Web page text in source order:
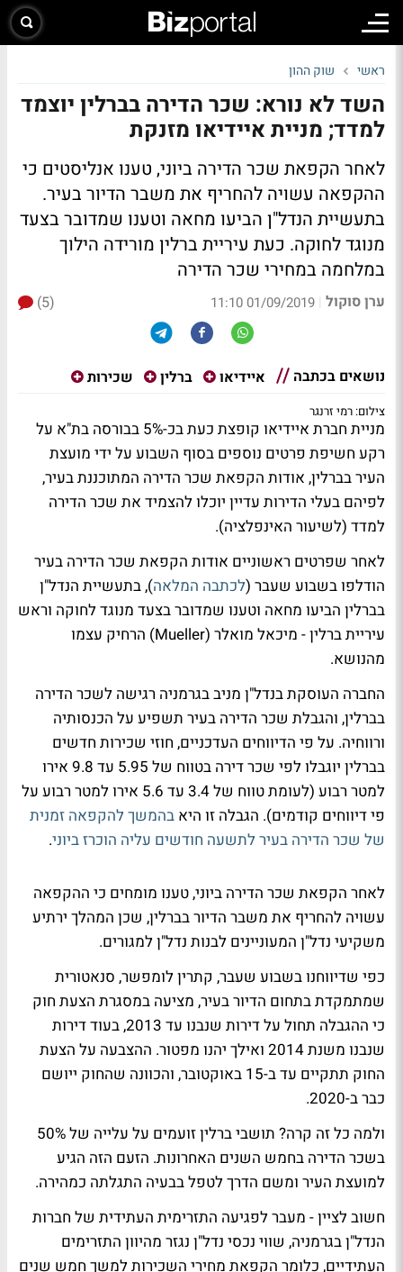
ראשי שוק ההון
השד לא נורא: שכר הדירה בברלין יוצמד
למדד; מניית איידיאו מזנקת
לאחר הקפאת שכר הדירה ביוני, טענו אנליסטים כי
ההקפאה עשויה להחריף את משבר הדיור בעיר.
בתעשיית הנדל"ן הביעו מחאה וטענו שמדובר בצעד
מנוגד לחוקה. כעת עיריית ברלין מורידה הילוך
במלחמה במחירי שכר הדירה
ערן סוקול |
01/09/2019 11:10
(5)
נושאים בכתבה איידיאו ברלין שכירות
צילום: רמי זרנגר
מניית חברת איידיאו קופצת כעת בכ-5% בבורסה בת"א על
רקע חשיפת פרטים נוספים בסוף השבוע על ידי מועצת
העיר בברלין, אודות הקפאת שכר הדירה המתוכננת בעיר,
לפיהם בעלי הדירות עדיין יוכלו להצמיד את שכר הדירה
למדד (לשיעור האינפלציה).
לאחר שפרטים ראשוניים אודות הקפאת שכר הדירה בעיר
הודלפו בשבוע שעבר (לכתבה המלאה), בתעשיית הנדל"ן
בברלין הביעו מחאה וטענו שמדובר בצעד מנוגד לחוקה וראש
עיריית ברלין - מיכאל מואלר (Mueller) הרחיק עצמו
מהנושא.
החברה העוסקת בנדל"ן מניב בגרמניה רגישה לשכר הדירה
בברלין, והגבלת שכר הדירה בעיר תשפיע על הכנסותיה
ורווחיה. על פי הדיווחים העדכניים, חוזי שכירות חדשים
בברלין יוגבלו לפי שכר דירה בטווח של 5.95 עד 9.8 אירו
למטר רבוע (לעומת טווח של 3.4 עד 5.6 אירו למטר רבוע על
פי דיווחים קודמים). הגבלה זו היא בהמשך להקפאה זמנית
של שכר הדירה בעיר לתשעה חודשים עליה הוכרז ביוני.
לאחר הקפאת שכר הדירה ביוני, טענו מומחים כי ההקפאה
עשויה להחריף את משבר הדיור בברלין, שכן המהלך ירתיע
משקיעי נדל"ן המעוניינים לבנות נדל"ן למגורים.
כפי שדיווחנו בשבוע שעבר, קתרין לומפשר, סנאטורית
שמתמקדת בתחום הדיור בעיר, מציעה במסגרת הצעת חוק
כי ההגבלה תחול על דירות שנבנו עד 2013, בעוד דירות
שנבנו משנת 2014 ואילך יהנו מפטור. ההצבעה על הצעת
החוק תתקיים עד ב-15 באוקטובר, והכוונה שהחוק ייושם
כבר ב-2020.
ולמה כל זה קרה? תושבי ברלין זועמים על עלייה של 50%
בשכר הדירה בחמש השנים האחרונות. הזעם הזה הגיע
למועצת העיר ומשם הדרך לטפל בבעיה התגלתה כמהירה.
חשוב לציין - מעבר לפגיעה התזרימית העתידית של חברות
הנדל"ן בגרמניה, שווי נכסי נדל"ן נגזר מהיוון התזרימים
העתידיים, כלומר הקפאת מחירי השכירות למשך חמש שנים